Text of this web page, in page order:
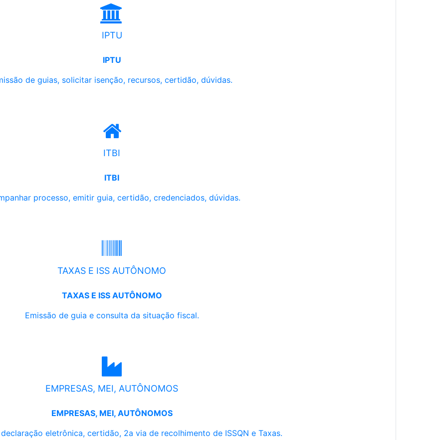
IPTU
IPTU
de guias, solicitar isenção, recursos, certidão, dúvidas.
ITBI
ITBI
processo, emitir guia, certidão, credenciados, dúvidas.
TAXAS E ISS AUTÔNOMO
TAXAS E ISS AUTÔNOMO
Emissão de guia e consulta da situação fiscal.
EMPRESAS, MEI, AUTÔNOMOS
EMPRESAS, MEI, AUTÔNOMOS
eletrônica, certidão, 2a via de recolhimento de ISSQN e Taxas.